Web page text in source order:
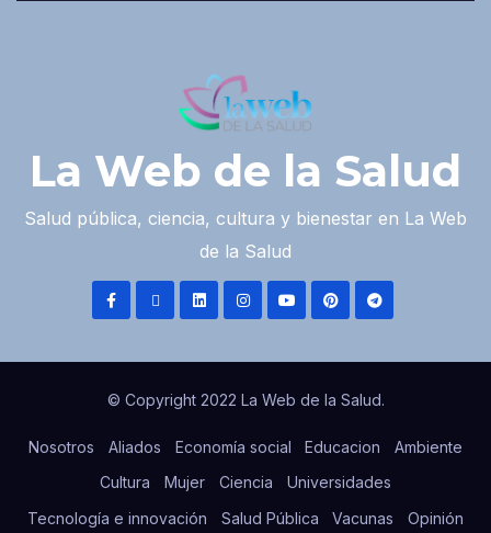
La Web de la Salud
Salud pública, ciencia, cultura y bienestar en La Web
de la Salud
© Copyright 2022 La Web de la Salud.
Nosotros Aliados Economía social Educacion
Ambiente
Cultura
Mujer Ciencia
Universidades
Tecnología e innovación
Salud Pública Vacunas Opinión